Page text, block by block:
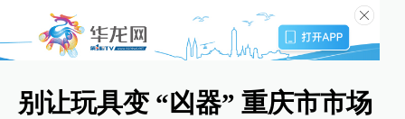
别让玩具变 “凶器” 重庆市市场